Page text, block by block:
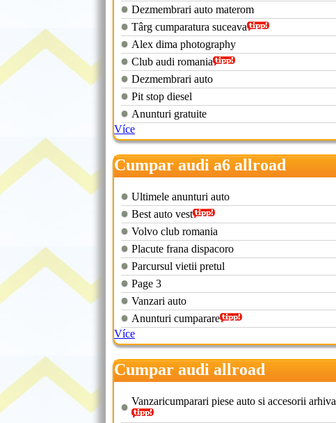
Dezmembrari auto materom
Târg cumparatura suceava
Alex dima photography
Club audi romania
Dezmembrari auto
Pit stop diesel
Anunturi gratuite
Více
Cumpar audi a6 allroad
Ultimele anunturi auto
Best auto vest
Volvo club romania
Placute frana dispacoro
Parcursul vietii pretul
Page 3
Vanzari auto
Anunturi cumparare
Více
Cumpar audi allroad
Vanzaricumparari piese auto si accesorii arhiva